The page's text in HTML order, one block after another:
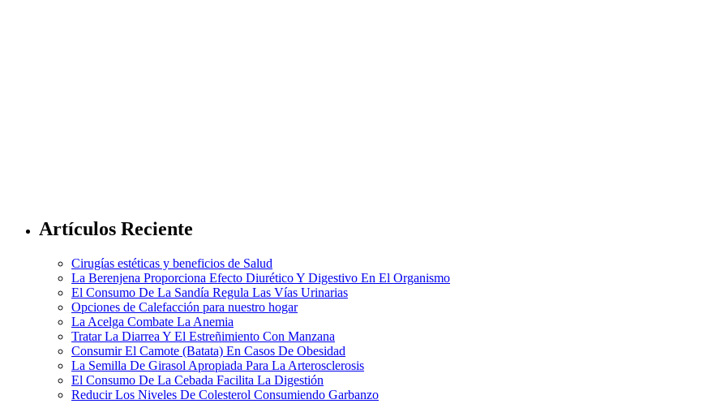
Artículos Reciente
Cirugías estéticas y beneficios de Salud
La Berenjena Proporciona Efecto Diurético Y Digestivo En El Organismo
El Consumo De La Sandía Regula Las Vías Urinarias
Opciones de Calefacción para nuestro hogar
La Acelga Combate La Anemia
Tratar La Diarrea Y El Estreñimiento Con Manzana
Consumir El Camote (Batata) En Casos De Obesidad
La Semilla De Girasol Apropiada Para La Arterosclerosis
El Consumo De La Cebada Facilita La Digestión
Reducir Los Niveles De Colesterol Consumiendo Garbanzo